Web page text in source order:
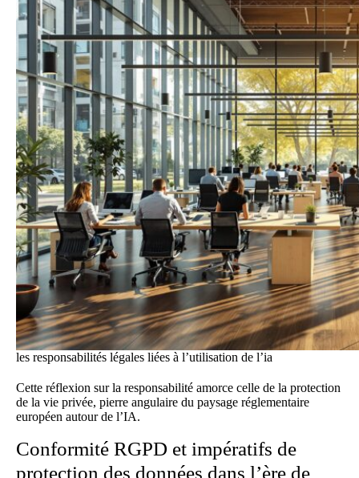
les responsabilités légales liées à l’utilisation de l’ia
Cette réflexion sur la responsabilité amorce celle de la protection
de la vie privée, pierre angulaire du paysage réglementaire
européen autour de l’IA.
Conformité RGPD et impératifs de
protection des données dans l’ère de